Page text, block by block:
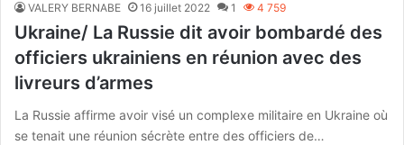
VALERY BERNABE 16 juillet 2022 1 4 759
Ukraine/ La Russie dit avoir bombardé des
officiers ukrainiens en réunion avec des
livreurs d’armes
La Russie affirme avoir visé un complexe militaire en Ukraine où
se tenait une réunion sécrète entre des officiers de…